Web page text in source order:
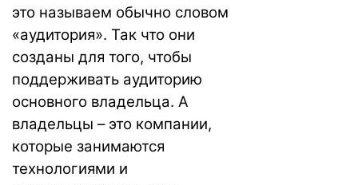
это называем обычно словом
«аудитория». Так что они
созданы для того, чтобы
поддерживать аудиторию
основного владельца. А
владельцы – это компании,
которые занимаются
технологиями и